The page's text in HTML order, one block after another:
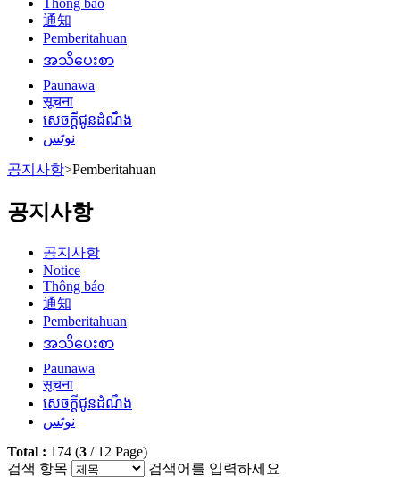
通知
Pemberitahuan
အသိပေးစာ
Paunawa
सूचना
សេចក្តីជូនដំណឹង
نوٹس
공지사항>Pemberitahuan
공지사항
공지사항
Notice
Thông báo
通知
Pemberitahuan
အသိပေးစာ
Paunawa
सूचना
សេចក្តីជូនដំណឹង
نوٹس
Total : 174 (3 / 12 Page)
검색 항목
검색어를 입력하세요